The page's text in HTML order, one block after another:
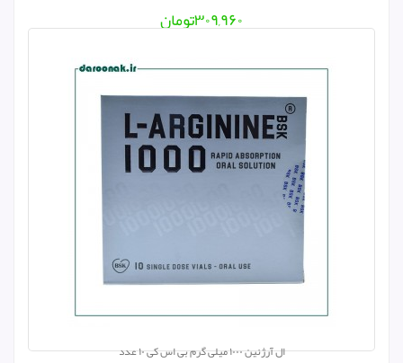
۳۰۹,۹۶۰تومان
ال آرژنین ۱۰۰۰ میلی گرم بی اس کی ۱۰ عدد